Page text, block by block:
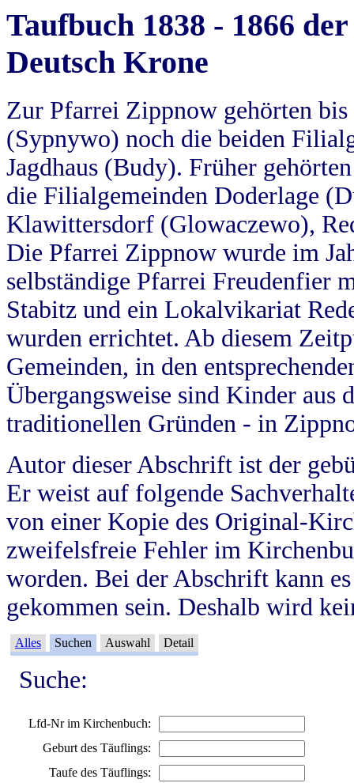
Taufbuch 1838 - 1866
Deutsch Krone
Zur Pfarrei Zippnow gehörten
(Sypnywo) noch die beiden
Jagdhaus (Budy). Früher
die Filialgemeinden Doderlage
Klawittersdorf (Glowaczewo),
Die Pfarrei Zippnow wurde im
selbständige Pfarrei Freudenfier
Stabitz und ein Lokalvikariat
wurden errichtet. Ab diesem
Gemeinden, in den
Übergangsweise sind Kinder aus
traditionellen Gründen - in
Autor dieser Abschrift ist der
Er weist auf folgende
von einer Kopie des Original-
zweifelsfreie Fehler im
worden. Bei der Abschrift kann
gekommen sein. Deshalb wird
Alles Suchen Auswahl Detail
Suche:
Lfd-Nr im Kirchenbuch:
Geburt des Täuflings:
Taufe des Täuflings: